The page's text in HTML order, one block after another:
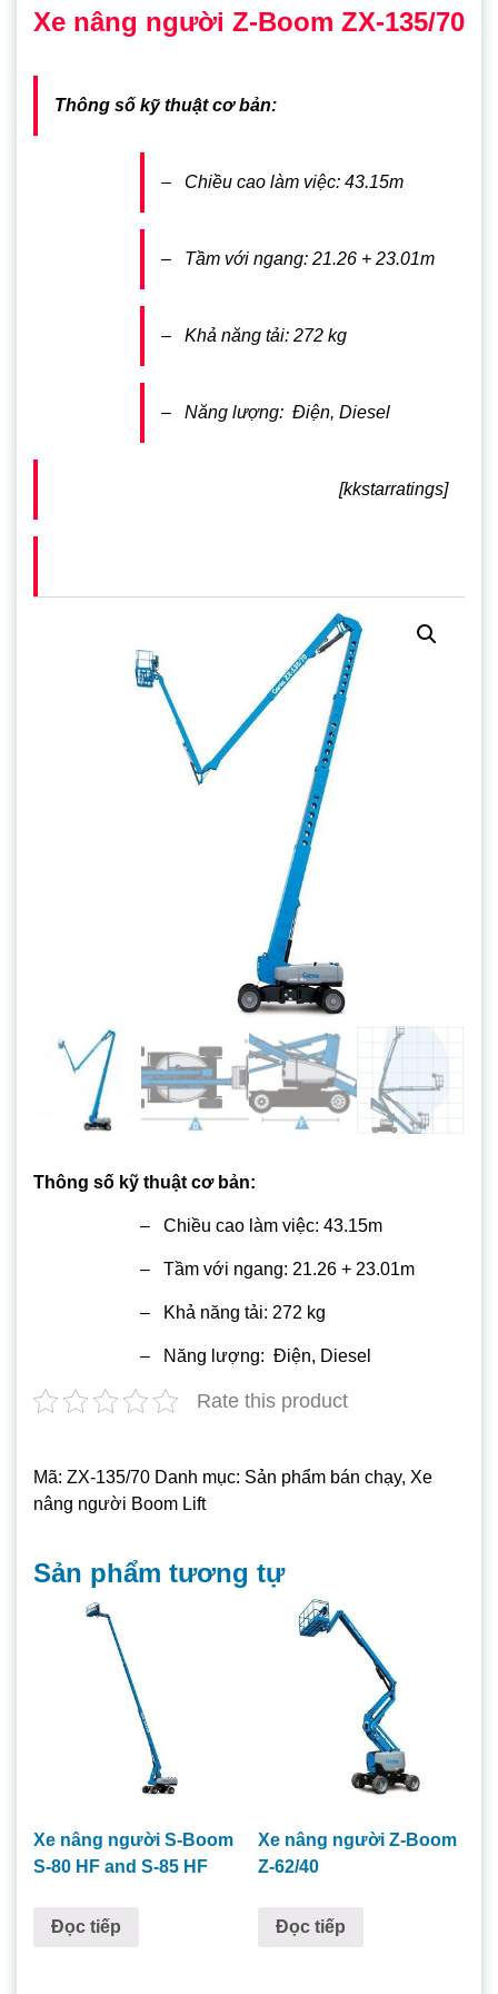
Xe nâng người Z-Boom ZX-135/70
Thông số kỹ thuật cơ bản:
– Chiều cao làm việc: 43.15m
– Tầm với ngang: 21.26 + 23.01m
– Khả năng tải: 272 kg
– Năng lượng: Điện, Diesel
[kkstarratings]
Thông số kỹ thuật cơ bản:
– Chiều cao làm việc: 43.15m
– Tầm với ngang: 21.26 + 23.01m
– Khả năng tải: 272 kg
– Năng lượng: Điện, Diesel
Rate this product
Mã: ZX-135/70 Danh mục: Sản phẩm bán chạy, Xe
nâng người Boom Lift
Sản phẩm tương tự
Xe nâng người S-Boom
S-80 HF and S-85 HF
Đọc tiếp
Xe nâng người Z-Boom
Z-62/40
Đọc tiếp